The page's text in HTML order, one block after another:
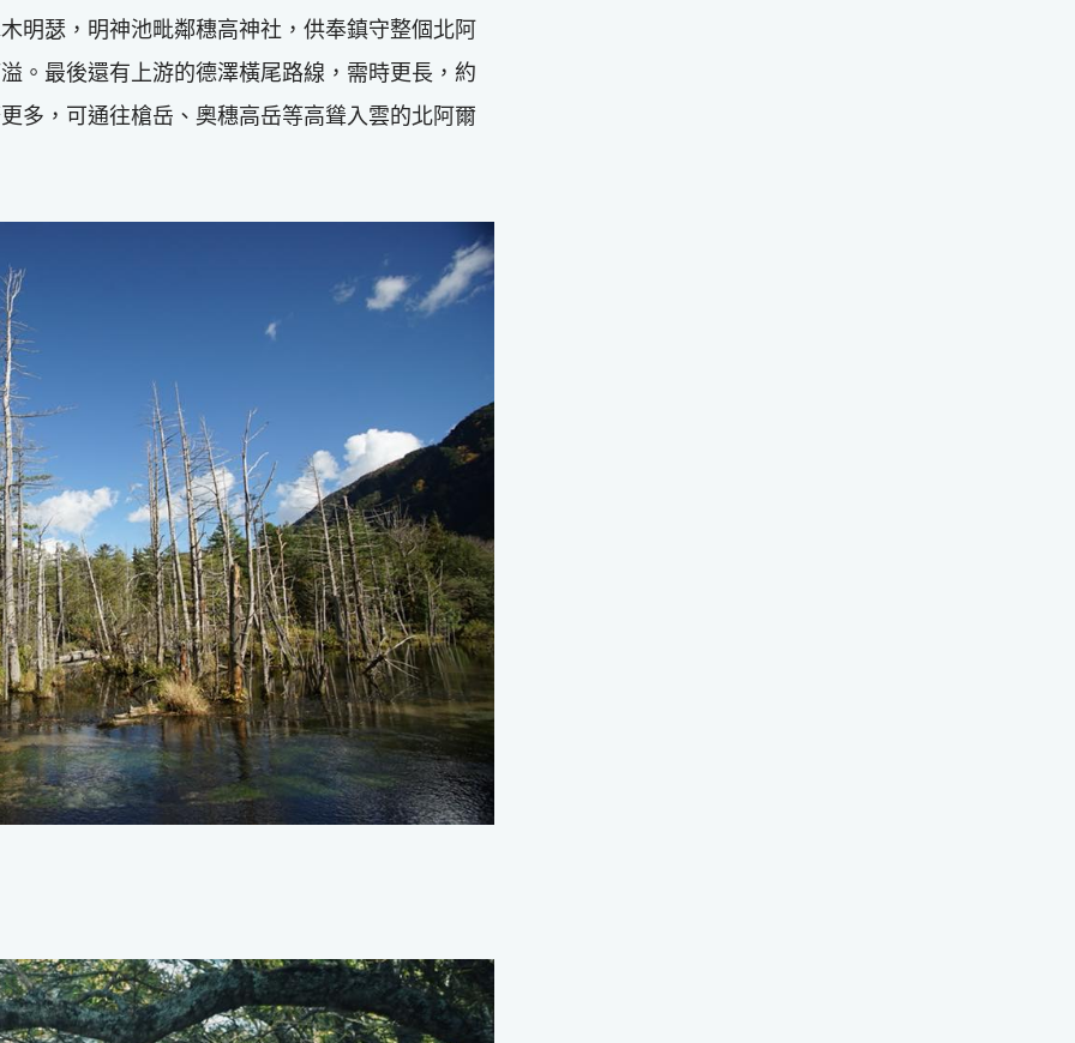
明瑟，明神池毗鄰穗高神社，供奉鎮守整個北阿
。最後還有上游的德澤橫尾路線，需時更長，約
多，可通往槍岳、奧穗高岳等高聳入雲的北阿爾